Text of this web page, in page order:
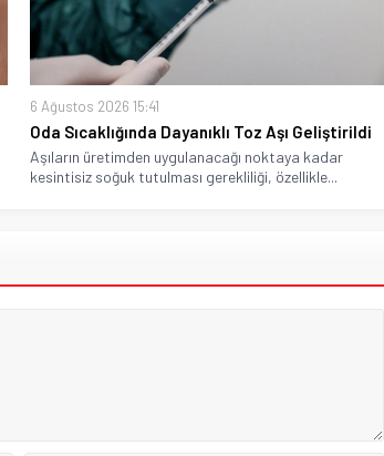
6 Ağustos 2026 15:41
Oda Sıcaklığında Dayanıklı Toz Aşı Geliştirildi
Aşıların üretimden uygulanacağı noktaya kadar
kesintisiz soğuk tutulması gerekliliği, özellikle...